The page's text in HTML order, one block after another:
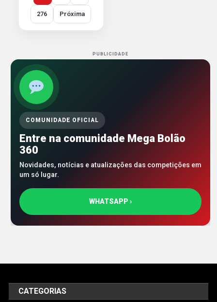
276 Próxima
PUBLICIDADE
COMUNIDADE OFICIAL
Entre na comunidade Mega Bolão
360
Novidades, notícias e atualizações das competições em
um só lugar.
WHATSAPP ›
CATEGORIAS